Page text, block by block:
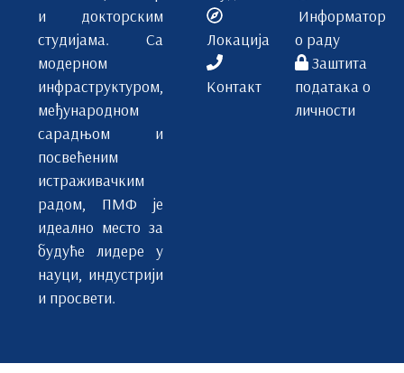
Физика
1
АО
АО
2
ИХ-103
Одабрана поглавља математике
АО
и докторским
студијама. Са
модерном
инфраструктуром,
међународном
сарадњом и
посвећеним
истраживачким
радом, ПМФ је
идеално место за
будуће лидере у
науци, индустрији
и просвети.
Локација
Контакт
Информатор
о раду
Заштита
података о
личности